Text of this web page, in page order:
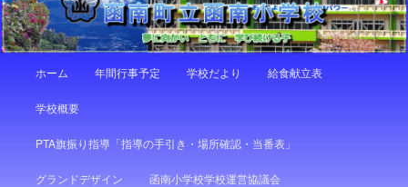
ホーム 年間行事予定 学校だより 給食献立表
学校概要
PTA旗振り指導「指導の手引き・場所確認・当番表」
グランドデザイン 函南小学校学校運営協議会